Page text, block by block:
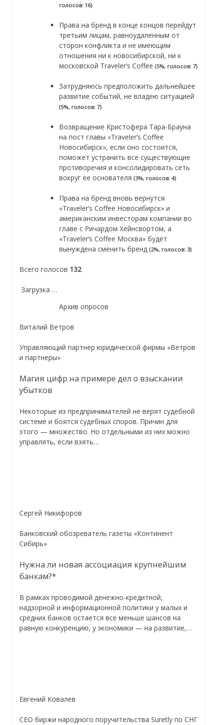
голосов: 16)
Права на бренд в конце концов перейдут
третьим лицам, равноудаленным от
сторон конфликта и не имеющим
отношения ни к новосибирской, ни к
московской Traveler’s Coffee (5%, голосов: 7)
Затрудняюсь предположить дальнейшее
развитие событий, не владею ситуацией
(5%, голосов: 7)
Возвращение Кристофера Тара-Брауна
на пост главы «Traveler’s Coffee
Новосибирск», если оно состоится,
поможет устранить все существующие
противоречия и консолидировать сеть
вокруг ее основателя (3%, голосов: 4)
Права на бренд вновь вернутся
«Traveler’s Coffee Новосибирск» и
американским инвесторам компании во
главе с Ричардом Хейнсвортом, а
«Traveler’s Coffee Москва» будет
вынуждена сменить бренд (2%, голосов: 3)
Всего голосов 132
Загрузка …
Архив опросов
Виталий Ветров
Управляющий партнер юридической фирмы «Ветров
и партнеры»
Магия цифр на примере дел о взыскании
убытков
Некоторые из предпринимателей не верят судебной
системе и боятся судебных споров. Причин для
этого — множество. Но отдельными из них можно
управлять, если взять…
Сергей Никифоров
Банковский обозреватель газеты «Континент
Сибирь»
Нужна ли новая ассоциация крупнейшим
банкам?*
В рамках проводимой денежно-кредитной,
надзорной и информационной политики у малых и
средних банков остается все меньше шансов на
равную конкуренцию, у экономики — на развитие,…
Евгений Ковалев
CEO биржи народного поручительства Suretly по СНГ